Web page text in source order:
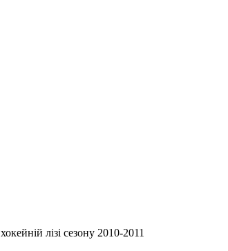
лізі сезону 2010-2011